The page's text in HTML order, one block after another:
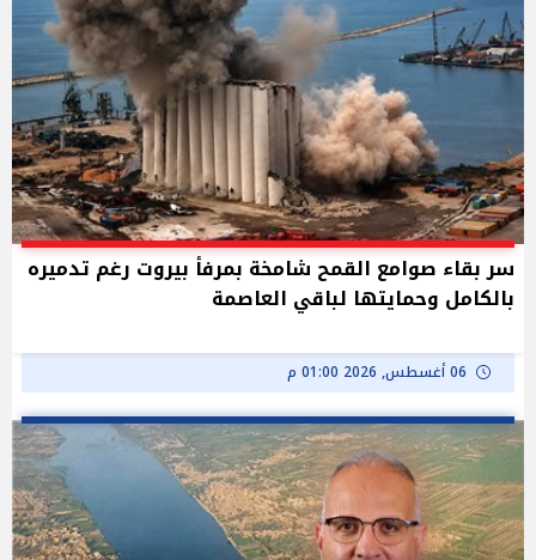
سر بقاء صوامع القمح شامخة بمرفأ بيروت رغم تدميره
بالكامل وحمايتها لباقي العاصمة
06 أغسطس, 2026 01:00 م